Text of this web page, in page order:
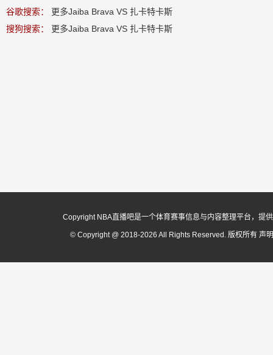
谷歌搜索：
更多Jaiba Brava VS 扎卡特卡斯
搜狗搜索：
更多Jaiba Brava VS 扎卡特卡斯
Copyright NBA直播吧是一个体育赛事信息与内容整理平台，提
© Copyright @ 2018-2026 All Rights Reserved. 版权所有 声